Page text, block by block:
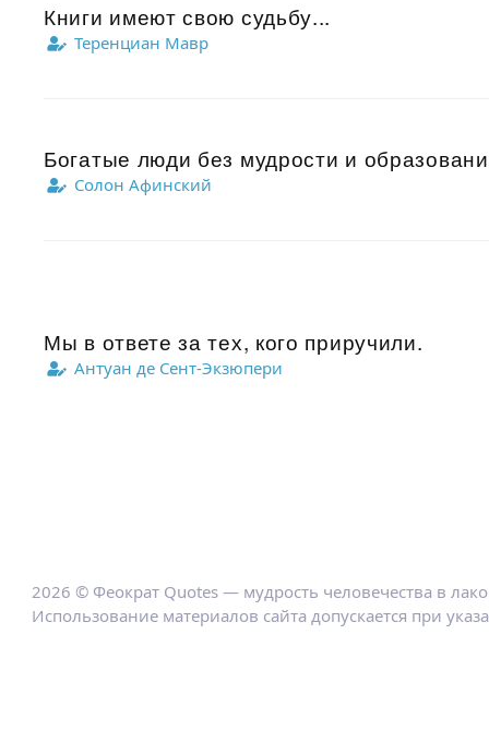
Книги имеют свою судьбу...
Теренциан Мавр
Богатые люди без мудрости и
Солон Афинский
Мы в ответе за тех, кого приручили.
Антуан де Сент-Экзюпери
2026 © Феократ Quotes — мудрость человечества в
Использование материалов сайта допускается при